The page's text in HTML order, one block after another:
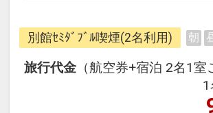
できるダイナミックパッ
ら、一都市滞在はもちろ
にも最適！
旅行期間中の1泊だけの
泊・飛び泊なども自由自
別館ｾﾐﾀﾞﾌﾞﾙ喫煙(2名利用) 朝
旅行代金 （航空券+宿泊 2名1室
1